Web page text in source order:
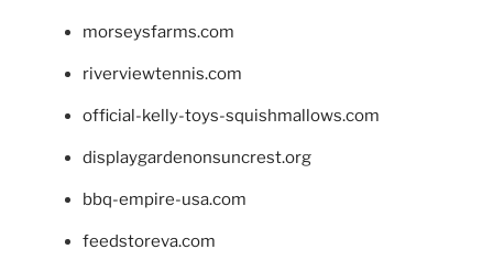
morseysfarms.com
riverviewtennis.com
official-kelly-toys-squishmallows.com
displaygardenonsuncrest.org
bbq-empire-usa.com
feedstoreva.com